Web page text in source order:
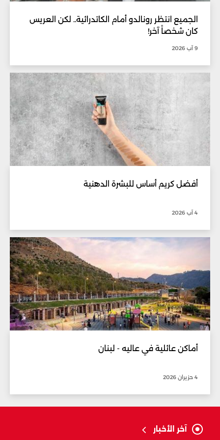
الجميع انتظر رونالدو أمام الكاتدرائية.. لكن العريس
كان شخصاً آخر!
9 آب 2026
أفضل كريم أساس للبشرة الدهنية
4 آب 2026
أماكن عائلية في عاليه - لبنان
4 حزيران 2026
آخر الأخبار